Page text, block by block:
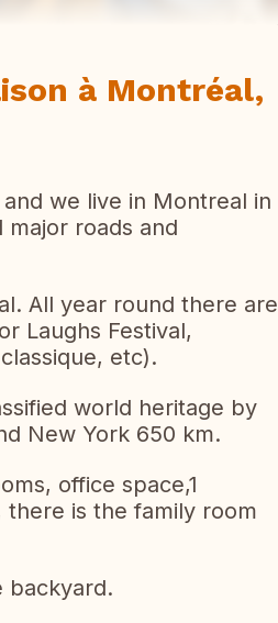
à Montréal,
we live in Montreal in
roads and
All year round there are
Laughs Festival,
etc).
world heritage by
New York 650 km.
office space,1
is the family room
backyard.